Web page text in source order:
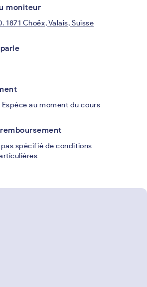
moniteur
1871 Choëx, Valais, Suisse
Espèce au moment du cours
spécifié de conditions